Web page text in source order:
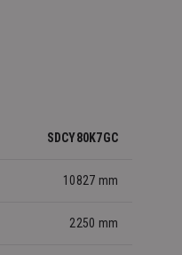
SDCY80K7GC
10827 mm
2250 mm